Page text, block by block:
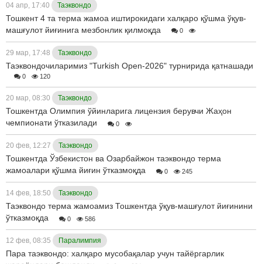
04 апр, 17:40 Таэквондо
Тошкент 4 та терма жамоа иштирокидаги халқаро қўшма ўқув-
машғулот йиғинига мезбонлик қилмоқда
0
29 мар, 17:48 Таэквондо
Таэквондочиларимиз "Turkish Open-2026" турнирида қатнашади
0 120
20 мар, 08:30 Таэквондо
Тошкентда Олимпия ўйинларига лицензия берувчи Жаҳон
чемпионати ўтказилади
0
20 фев, 12:27 Таэквондо
Тошкентда Ўзбекистон ва Озарбайжон таэквондо терма
жамоалари қўшма йиғин ўтказмоқда
0 245
14 фев, 18:50 Таэквондо
Таэквондо терма жамоамиз Тошкентда ўқув-машғулот йиғинини
ўтказмоқда
0 586
12 фев, 08:35 Паралимпия
Пара таэквондо: халқаро мусобақалар учун тайёргарлик